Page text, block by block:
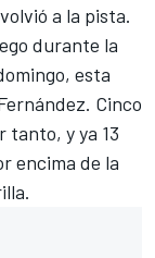
a la pista.
durante la
esta
. Cinco
tanto, y ya 13
encima de la